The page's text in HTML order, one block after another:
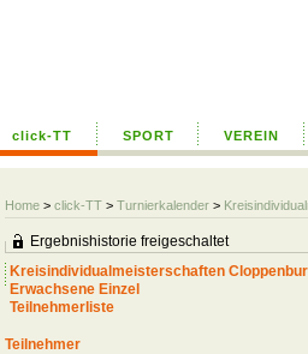
click-TT SPORT VEREIN
Home > click-TT > Turnierkalender >
Ergebnishistorie freigeschaltet
Kreisindividualmeisterschaften
Erwachsene Einzel
Teilnehmerliste
Teilnehmer